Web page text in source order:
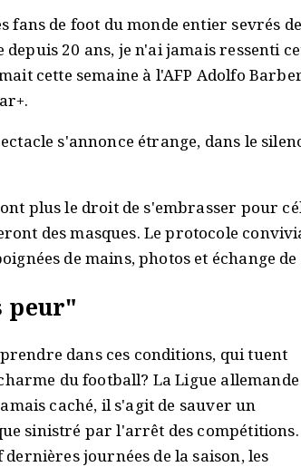
fans de foot du monde entier sevrés
20 ans, je n'ai jamais ressenti
cette semaine à l'AFP Adolfo
s'annonce étrange, dans le
plus le droit de s'embrasser pour
des masques. Le protocole
de mains, photos et échange
peur"
dans ces conditions, qui tuent
du football? La Ligue allemande
caché, il s'agit de sauver un
sinistré par l'arrêt des compétitions.
journées de la saison, les